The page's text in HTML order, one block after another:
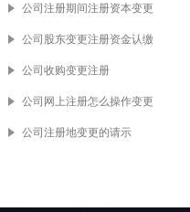
公司注册期间注册资本变更
公司股东变更注册资金认缴
公司收购变更注册
公司网上注册怎么操作变更
公司注册地变更的请示